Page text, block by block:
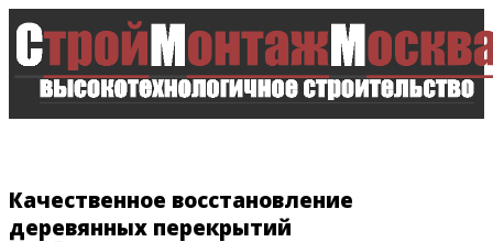
Качественное восстановление
деревянных перекрытий